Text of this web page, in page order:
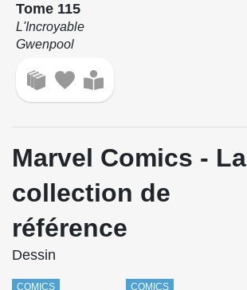
Tome 115
L'Incroyable
Gwenpool
Marvel Comics - La
collection de
référence
Dessin
COMICS COMICS